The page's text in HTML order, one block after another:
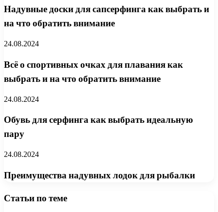
Надувные доски для сапсерфинга как выбрать и
на что обратить внимание
24.08.2024
Всё о спортивных очках для плавания как
выбрать и на что обратить внимание
24.08.2024
Обувь для серфинга как выбрать идеальную
пару
24.08.2024
Преимущества надувных лодок для рыбалки
Статьи по теме